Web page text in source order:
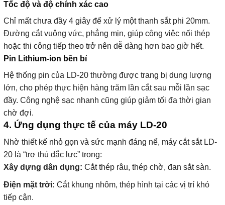
Tốc độ và độ chính xác cao
Chỉ mất chưa đầy 4 giây để xử lý một thanh sắt phi 20mm.
Đường cắt vuông vức, phẳng mịn, giúp công việc nối thép
hoặc thi công tiếp theo trở nên dễ dàng hơn bao giờ hết.
Pin Lithium-ion bền bỉ
Hệ thống pin của LD-20 thường được trang bị dung lượng
lớn, cho phép thực hiện hàng trăm lần cắt sau mỗi lần sạc
đầy. Công nghệ sạc nhanh cũng giúp giảm tối đa thời gian
chờ đợi.
4. Ứng dụng thực tế của máy LD-20
Nhờ thiết kế nhỏ gọn và sức mạnh đáng nể, máy cắt sắt LD-
20 là “trợ thủ đắc lực” trong:
Xây dựng dân dụng: Cắt thép râu, thép chờ, đan sắt sàn.
Điện mặt trời: Cắt khung nhôm, thép hình tại các vị trí khó
tiếp cận.